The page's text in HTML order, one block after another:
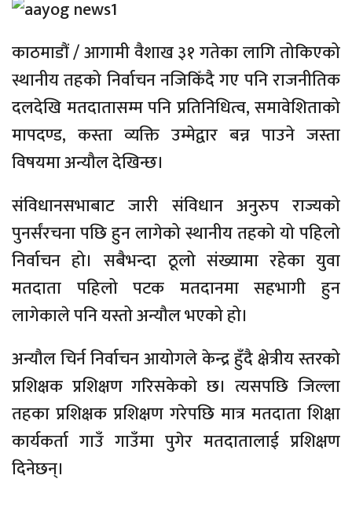
काठमाडौं / आगामी वैशाख ३१ गतेका लागि तोकिएको
स्थानीय तहको निर्वाचन नजिकिँदै गए पनि राजनीतिक
दलदेखि मतदातासम्म पनि प्रतिनिधित्व, समावेशिताको
मापदण्ड, कस्ता व्यक्ति उम्मेद्वार बन्न पाउने जस्ता
विषयमा अन्यौल देखिन्छ।
संविधानसभाबाट जारी संविधान अनुरुप राज्यको
पुनर्संरचना पछि हुन लागेको स्थानीय तहको यो पहिलो
निर्वाचन हो। सबैभन्दा ठूलो संख्यामा रहेका युवा
मतदाता पहिलो पटक मतदानमा सहभागी हुन
लागेकाले पनि यस्तो अन्यौल भएको हो।
अन्यौल चिर्न निर्वाचन आयोगले केन्द्र हुँदै क्षेत्रीय स्तरको
प्रशिक्षक प्रशिक्षण गरिसकेको छ। त्यसपछि जिल्ला
तहका प्रशिक्षक प्रशिक्षण गरेपछि मात्र मतदाता शिक्षा
कार्यकर्ता गाउँ गाउँमा पुगेर मतदातालाई प्रशिक्षण
दिनेछन्।